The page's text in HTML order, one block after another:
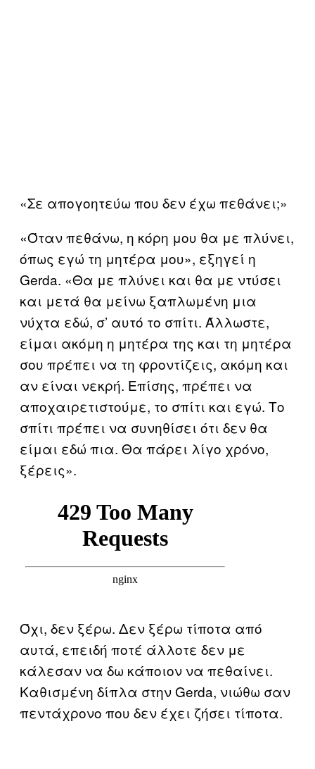
«Σε απογοητεύω που δεν έχω πεθάνει;»
«Όταν πεθάνω, η κόρη μου θα με πλύνει,
όπως εγώ τη μητέρα μου», εξηγεί η
Gerda. «Θα με πλύνει και θα με ντύσει
και μετά θα μείνω ξαπλωμένη μια
νύχτα εδώ, σ’ αυτό το σπίτι. Άλλωστε,
είμαι ακόμη η μητέρα της και τη μητέρα
σου πρέπει να τη φροντίζεις, ακόμη και
αν είναι νεκρή. Επίσης, πρέπει να
αποχαιρετιστούμε, το σπίτι και εγώ. Το
σπίτι πρέπει να συνηθίσει ότι δεν θα
είμαι εδώ πια. Θα πάρει λίγο χρόνο,
ξέρεις».
Όχι, δεν ξέρω. Δεν ξέρω τίποτα από
αυτά, επειδή ποτέ άλλοτε δεν με
κάλεσαν να δω κάποιον να πεθαίνει.
Καθισμένη δίπλα στην Gerda, νιώθω σαν
πεντάχρονο που δεν έχει ζήσει τίποτα.